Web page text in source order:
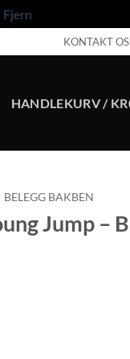
Fjern
KONTAKT
HANDLEKURV / KR
BELEGG BAKBEN
Jump –